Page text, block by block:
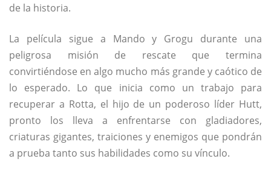
de la historia.
La película sigue a Mando y Grogu durante una
peligrosa misión de rescate que termina
convirtiéndose en algo mucho más grande y caótico de
lo esperado. Lo que inicia como un trabajo para
recuperar a Rotta, el hijo de un poderoso líder Hutt,
pronto los lleva a enfrentarse con gladiadores,
criaturas gigantes, traiciones y enemigos que pondrán
a prueba tanto sus habilidades como su vínculo.